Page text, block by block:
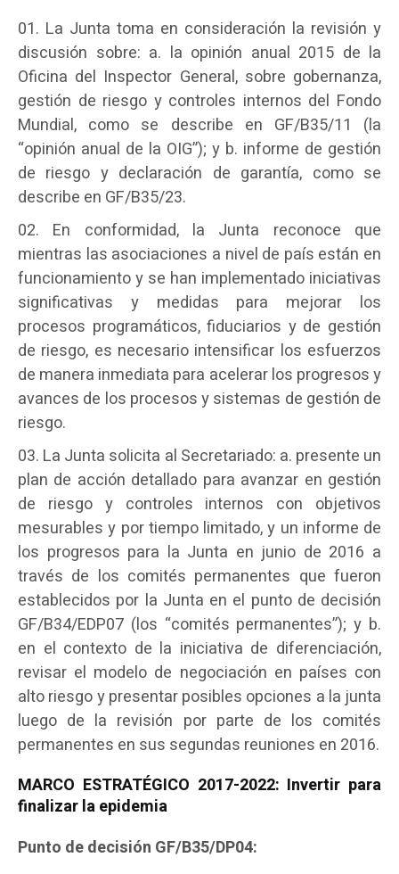
La Junta toma en consideración la revisión y
discusión sobre: a. la opinión anual 2015 de la
Oficina del Inspector General, sobre gobernanza,
gestión de riesgo y controles internos del Fondo
Mundial, como se describe en GF/B35/11 (la
“opinión anual de la OIG”); y b. informe de gestión
de riesgo y declaración de garantía, como se
describe en GF/B35/23.
En conformidad, la Junta reconoce que
mientras las asociaciones a nivel de país están en
funcionamiento y se han implementado iniciativas
significativas y medidas para mejorar los
procesos programáticos, fiduciarios y de gestión
de riesgo, es necesario intensificar los esfuerzos
de manera inmediata para acelerar los progresos y
avances de los procesos y sistemas de gestión de
riesgo.
La Junta solicita al Secretariado: a. presente un
plan de acción detallado para avanzar en gestión
de riesgo y controles internos con objetivos
mesurables y por tiempo limitado, y un informe de
los progresos para la Junta en junio de 2016 a
través de los comités permanentes que fueron
establecidos por la Junta en el punto de decisión
GF/B34/EDP07 (los “comités permanentes”); y b.
en el contexto de la iniciativa de diferenciación,
revisar el modelo de negociación en países con
alto riesgo y presentar posibles opciones a la junta
luego de la revisión por parte de los comités
permanentes en sus segundas reuniones en 2016.
MARCO ESTRATÉGICO 2017-2022: Invertir para
finalizar la epidemia
Punto de decisión GF/B35/DP04: